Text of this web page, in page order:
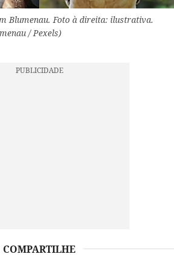
Blumenau. Foto à direita: ilustrativa.
/ Pexels)
COMPARTILHE